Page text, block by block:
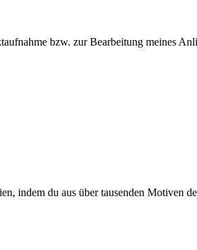
bzw. zur Bearbeitung meines
indem du aus über tausenden Motiven